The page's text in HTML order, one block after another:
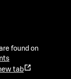
found on
tab